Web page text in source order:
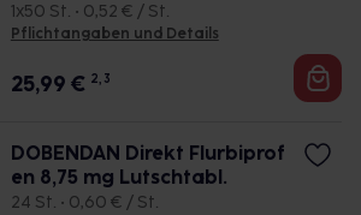
1x50 St. • 0,52 € / St.
Pflichtangaben und Details
25,99 € 2, 3
DOBENDAN Direkt Flurbiprof
en 8,75 mg Lutschtabl.
24 St. • 0,60 € / St.